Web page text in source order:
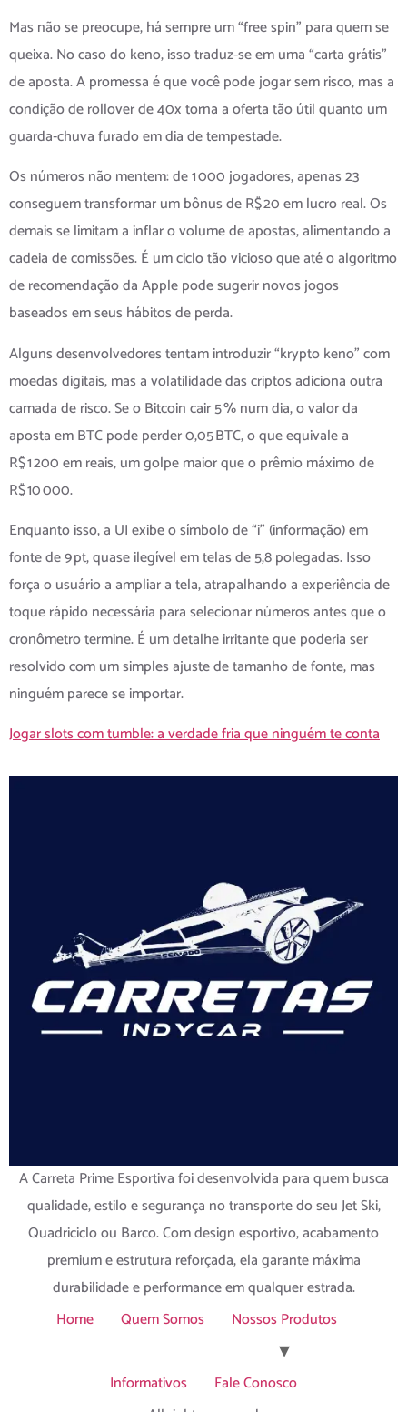
Mas não se preocupe, há sempre um “free spin” para quem se
queixa. No caso do keno, isso traduz-se em uma “carta grátis”
de aposta. A promessa é que você pode jogar sem risco, mas a
condição de rollover de 40x torna a oferta tão útil quanto um
guarda‑chuva furado em dia de tempestade.
Os números não mentem: de 1 000 jogadores, apenas 23
conseguem transformar um bônus de R$ 20 em lucro real. Os
demais se limitam a inflar o volume de apostas, alimentando a
cadeia de comissões. É um ciclo tão vicioso que até o algoritmo
de recomendação da Apple pode sugerir novos jogos
baseados em seus hábitos de perda.
Alguns desenvolvedores tentam introduzir “krypto keno” com
moedas digitais, mas a volatilidade das criptos adiciona outra
camada de risco. Se o Bitcoin cair 5 % num dia, o valor da
aposta em BTC pode perder 0,05 BTC, o que equivale a
R$ 1 200 em reais, um golpe maior que o prêmio máximo de
R$ 10 000.
Enquanto isso, a UI exibe o símbolo de “i” (informação) em
fonte de 9 pt, quase ilegível em telas de 5,8 polegadas. Isso
força o usuário a ampliar a tela, atrapalhando a experiência de
toque rápido necessária para selecionar números antes que o
cronômetro termine. É um detalhe irritante que poderia ser
resolvido com um simples ajuste de tamanho de fonte, mas
ninguém parece se importar.
Jogar slots com tumble: a verdade fria que ninguém te conta
A Carreta Prime Esportiva foi desenvolvida para quem busca
qualidade, estilo e segurança no transporte do seu Jet Ski,
Quadriciclo ou Barco. Com design esportivo, acabamento
premium e estrutura reforçada, ela garante máxima
durabilidade e performance em qualquer estrada.
Home
Quem Somos Nossos Produtos
Informativos
Fale Conosco